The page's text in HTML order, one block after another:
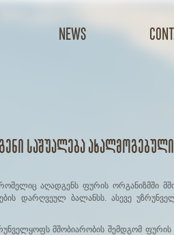
news
საშუალება
აღადგენს ფურის ორგანიზმში
დარღვეულ ბალანსს. ასევე
მშობიარობის შემდგომ